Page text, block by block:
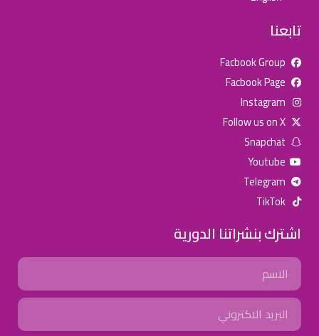
تابعنا
Facbook Group
Facbook Page
Instagram
Follow us on X
Snapchat
Youtube
Telegram
TikTok
اشترك بنشراتنا الدورية
Name
Email
للإعلان على منصة سكولي وجروب مدارس عالمية وأهلية يشرفنا
جروب فيسبوك
تويتر (X) سناب شات يوتيوب